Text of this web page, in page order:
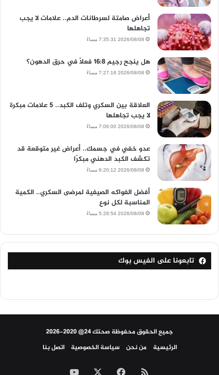
أعراض صامتة لسرطانات الدم.. علامات لا يجب
تجاهلها
2026/08/08 7:35:31 مساءً
هل ينجح رجيم 16:8 فعلًا في حرق الدهون؟
2026/08/08 7:27:16 مساءً
العلاقة بين السكري وتلف الكبد.. 5 علامات مبكرة
لا يجب تجاهلها
2026/08/08 7:06:00 مساءً
عدو خفي في جسمك.. أعراض غير متوقعة قد
تكشف الكبد الدهني مبكرًا
2026/08/08 6:20:12 مساءً
أفضل الفواكه الصيفية لمرضى السكري.. الكمية
المناسبة لكل نوع
2026/08/08 5:28:54 مساءً
تابعونا على الفيس بوك
جميع الحقوق محفوظة صحتك 24@ 2020-2026
الرئيسية
من نحن سياسة الخصوصية اتصل بنا
ملخصفيسبوك ‫YouTube